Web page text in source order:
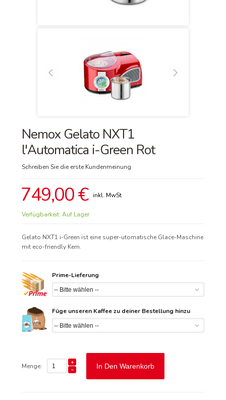
Nemox Gelato NXT1
l'Automatica i-Green Rot
Schreiben Sie die erste Kundenmeinung
749,00 €
Verfügbarkeit: Auf Lager
Gelato NXT1 i-Green ist eine super-utomatische Glace-Maschine
mit eco-friendly Kern.
Prime-Lieferung
Füge unseren Kaffee zu deiner Bestellung hinzu
Menge: In Den Warenkorb